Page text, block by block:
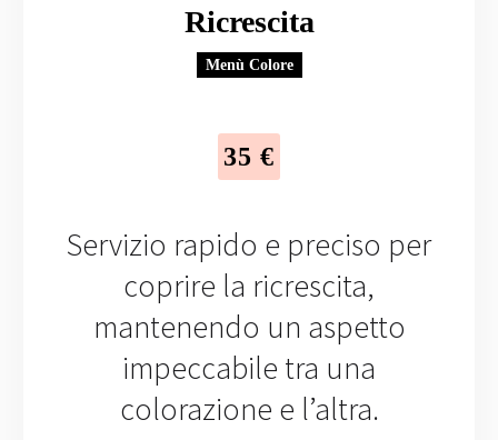
Ricrescita
Menù Colore
35 €
Servizio rapido e preciso per
coprire la ricrescita,
mantenendo un aspetto
impeccabile tra una
colorazione e l’altra.